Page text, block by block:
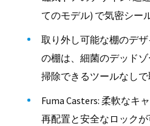
てのモデル) で気密シー
取り外し可能な棚のデ
の棚は、細菌のデッド
掃除できるツールなしで
Fuma Casters: 柔軟なキ
再配置と安全なロック